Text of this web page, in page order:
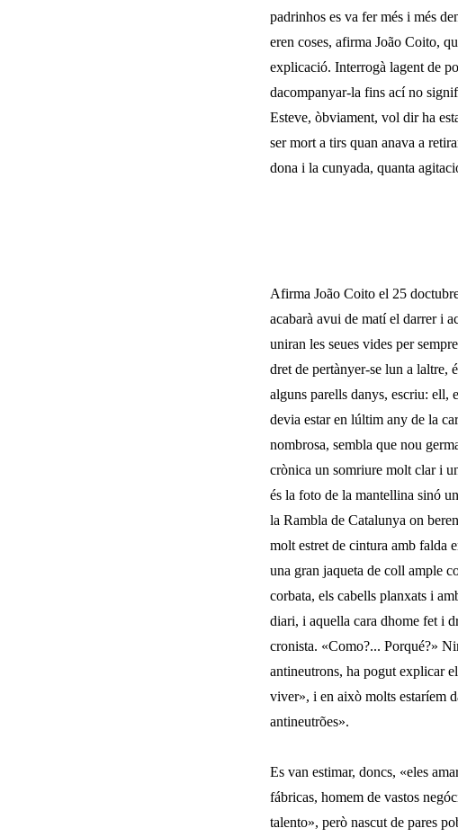
padrinhos es va fer més i més
eren coses, afirma João Coito,
explicació. Interrogà lagent de
dacompanyar-la fins ací no
Esteve, òbviament, vol dir ha
ser mort a tirs quan anava a
dona i la cunyada, quanta
Afirma João Coito el 25
acabarà avui de matí el darrer i
uniran les seues vides per
dret de pertànyer-se lun a
alguns parells danys, escriu:
devia estar en lúltim any de la
nombrosa, sembla que nou
crònica un somriure molt clar i
és la foto de la mantellina sinó
la Rambla de Catalunya on
molt estret de cintura amb falda
una gran jaqueta de coll ample
corbata, els cabells planxats i
diari, i aquella cara dhome fet i
cronista. «Como?... Porqué?»
antineutrons, ha pogut explicar
viver», i en això molts estaríem
antineutrões».
Es van estimar, doncs, «eles
fábricas, homem de vastos
talento», però nascut de pares